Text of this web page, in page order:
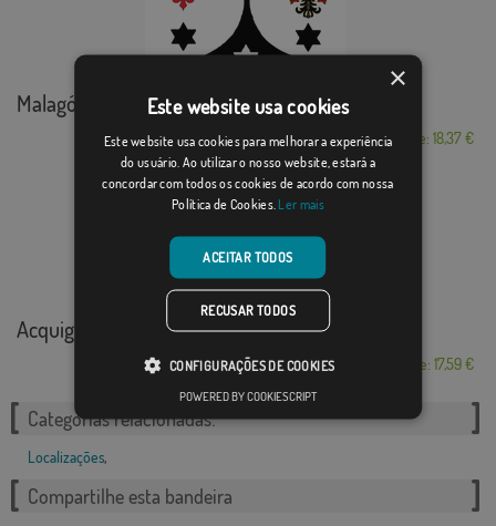
Malagón
Desde: 18,37 €
Acquigny
Desde: 17,59 €
Categorias relacionadas:
Localizações,
Compartilhe esta bandeira
×
Este website usa cookies
Este website usa cookies para melhorar a experiência
do usuário. Ao utilizar o nosso website, estará a
concordar com todos os cookies de acordo com nossa
Política de Cookies. Ler mais
ACEITAR TODOS
RECUSAR TODOS
CONFIGURAÇÕES DE COOKIES
POWERED BY COOKIESCRIPT